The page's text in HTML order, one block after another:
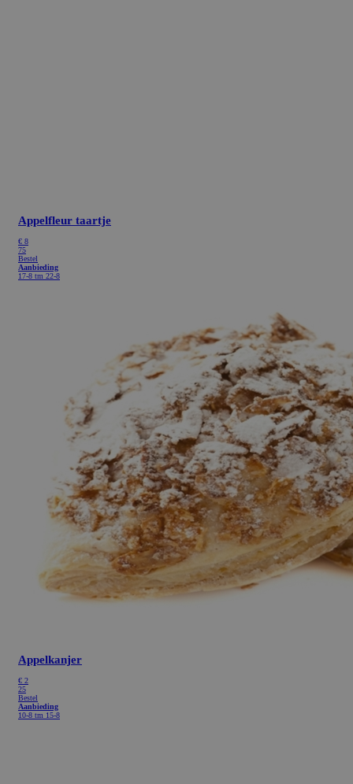
Appelfleur taartje
€ 8
75
Bestel
Aanbieding
17-8 tm 22-8
Appelkanjer
€ 2
25
Bestel
Aanbieding
10-8 tm 15-8